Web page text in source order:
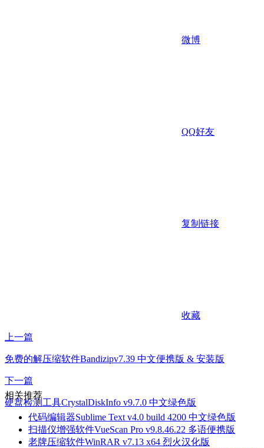
微博
QQ好友
复制链接
收藏
上一篇
免费的解压缩软件Bandizipv7.39 中文便携版 & 安装版
下一篇
硬盘检测工具CrystalDiskInfo v9.7.0 中文绿色版
相关推荐
代码编辑器Sublime Text v4.0 build 4200 中文绿色版
扫描仪增强软件VueScan Pro v9.8.46.22 多语便携版
老牌压缩软件WinRAR v7.13 x64 烈火汉化版